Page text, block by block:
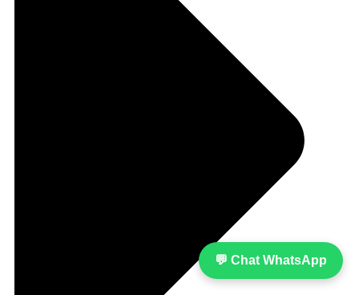
💬 Chat WhatsApp